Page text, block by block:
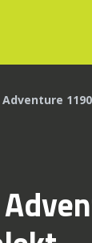
Adventure